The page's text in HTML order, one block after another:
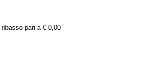
pari a € 0,00